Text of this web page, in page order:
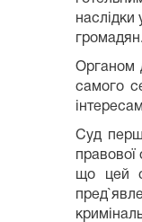
наслідки
громадян.
Органом
самого
Суд
що цей